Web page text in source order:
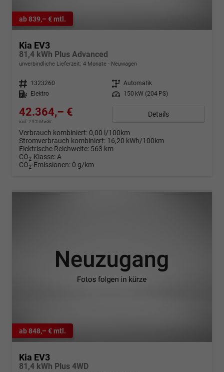
ab 839,– € mtl.
Kia EV3
81,4 kWh Plus Advanced
unverbindliche Lieferzeit: 4 Monate Neuwagen
Fahrzeugnr. 1323260 Getriebe Automatik
Kraftstoff
Elektro Leistung 150 kW (204 PS)
42.364,– €
incl. 19% MwSt.
Details
Verbrauch kombiniert: 0,00 l/100km
Stromverbrauch kombiniert: 16,20 kWh/100km
Elektrische Reichweite: 563 km
CO2-Klasse:A
CO2-Emissionen: 0 g/km
ab 848,– € mtl.
Kia EV3
81,4 kWh Plus 4WD